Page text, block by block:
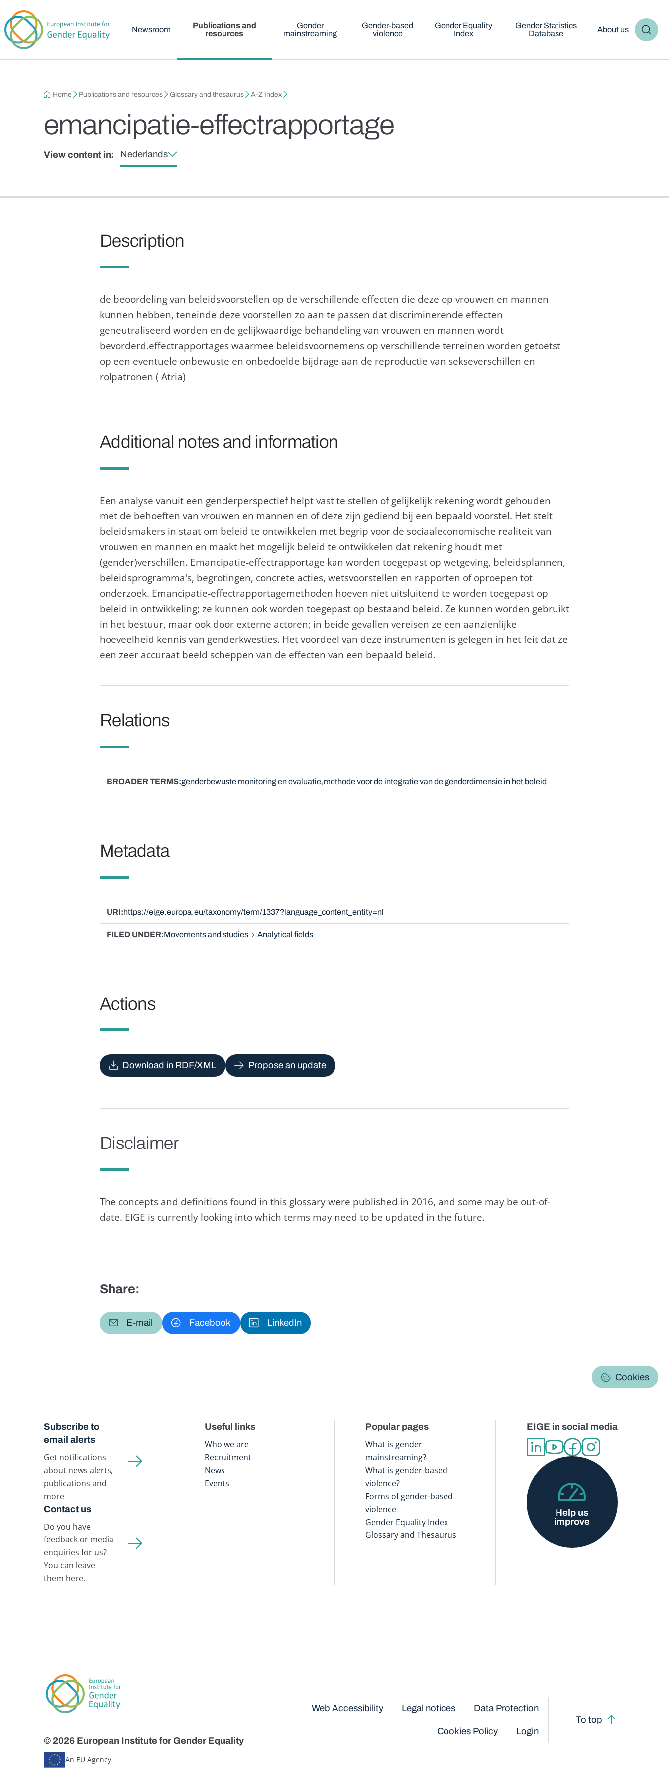
Newsroom
Publications and
resources
Gender
mainstreaming
Gender-based
violence
Gender Equality
Index
Gender Statistics
Database
About us
Breadcrumb
Home Publications and resources Glossary and thesaurus A-Z Index
emancipatie-effectrapportage
View content in: Nederlands
Description
de beoordeling van beleidsvoorstellen op de verschillende effecten die deze op vrouwen en mannen
kunnen hebben, teneinde deze voorstellen zo aan te passen dat discriminerende effecten
geneutraliseerd worden en de gelijkwaardige behandeling van vrouwen en mannen wordt
bevorderd.effectrapportages waarmee beleidsvoornemens op verschillende terreinen worden getoetst
op een eventuele onbewuste en onbedoelde bijdrage aan de reproductie van sekseverschillen en
rolpatronen ( Atria)
Additional notes and information
Een analyse vanuit een genderperspectief helpt vast te stellen of gelijkelijk rekening wordt gehouden
met de behoeften van vrouwen en mannen en of deze zijn gediend bij een bepaald voorstel. Het stelt
beleidsmakers in staat om beleid te ontwikkelen met begrip voor de sociaaleconomische realiteit van
vrouwen en mannen en maakt het mogelijk beleid te ontwikkelen dat rekening houdt met
(gender)verschillen. Emancipatie-effectrapportage kan worden toegepast op wetgeving, beleidsplannen,
beleidsprogramma's, begrotingen, concrete acties, wetsvoorstellen en rapporten of oproepen tot
onderzoek. Emancipatie-effectrapportagemethoden hoeven niet uitsluitend te worden toegepast op
beleid in ontwikkeling; ze kunnen ook worden toegepast op bestaand beleid. Ze kunnen worden gebruikt
in het bestuur, maar ook door externe actoren; in beide gevallen vereisen ze een aanzienlijke
hoeveelheid kennis van genderkwesties. Het voordeel van deze instrumenten is gelegen in het feit dat ze
een zeer accuraat beeld scheppen van de effecten van een bepaald beleid.
Relations
BROADER TERMS genderbewuste monitoring en evaluatie methode voor de integratie van de genderdimensie in het beleid
Metadata
URI https://eige.europa.eu/taxonomy/term/1337?language_content_entity=nl
FILED UNDER Movements and studies Analytical fields
Actions
Download in RDF/XML Propose an update
Disclaimer
The concepts and definitions found in this glossary were published in 2016, and some may be out-of-
date. EIGE is currently looking into which terms may need to be updated in the future.
Share:
E-mail Facebook LinkedIn
Cookies
Subscribe to
email alerts
Get notifications
about news alerts,
publications and
more
Contact us
Do you have
feedback or media
enquiries for us?
You can leave
them here.
Useful links
Who we are
Recruitment
News
Events
Popular pages
What is gender
mainstreaming?
What is gender-based
violence?
Forms of gender-based
violence
Gender Equality Index
Glossary and Thesaurus
EIGE in social media
Help us
improve
© 2026 European Institute for Gender Equality
An EU Agency
Web Accessibility Legal notices Data Protection
Cookies Policy Login
To top